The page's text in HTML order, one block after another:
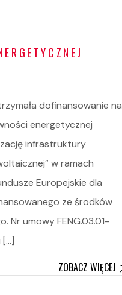
dofinansowanie na
energetycznej
infrastruktury
w ramach
Europejskie dla
ze środków
Nr umowy FENG.03.01-
[…]
ZOBACZ WIĘCEJ